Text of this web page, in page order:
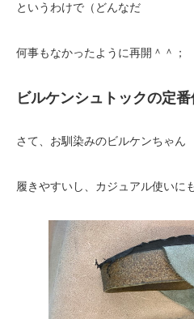
というわけで（どんなだ
何事もなかったように再開＾＾；
ビルケンシュトックの定番
さて、お馴染みのビルケンちゃん
履きやすいし、カジュアル使いに